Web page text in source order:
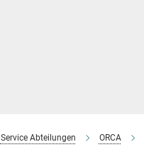
Service Abteilungen ORCA